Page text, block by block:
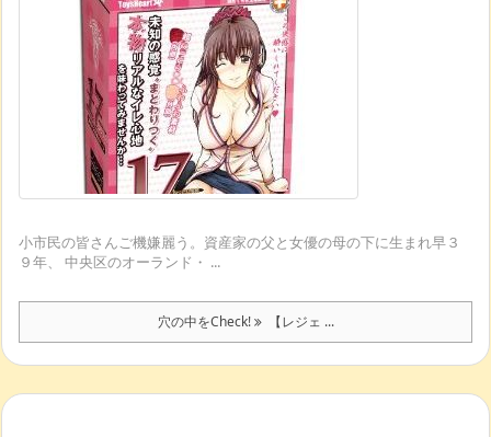
小市民の皆さんご機嫌麗う。資産家の父と女優の母の下に生まれ早３
９年、 中央区のオーランド・ ...
穴の中をCheck! 【レジェ ...